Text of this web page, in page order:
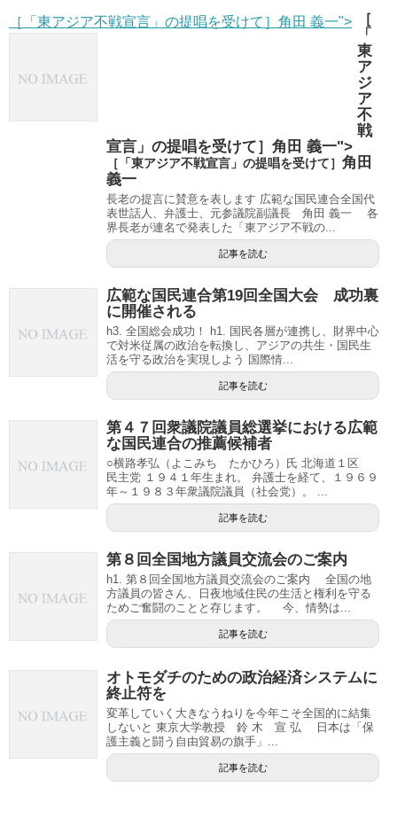
［「東アジア不戦宣言」の提唱を受けて］角田 義一">
［
「
東
ア
ジ
ア
不
戦
宣言」の提唱を受けて］角田 義一">
［「東アジア不戦宣言」の提唱を受けて］ 角田
義一
長老の提言に賛意を表します 広範な国民連合全国代
表世話人、弁護士、元参議院副議長 角田 義一 各
界長老が連名で発表した「東アジア不戦の...
記事を読む
広範な国民連合第19回全国大会 成功裏
に開催される
h3. 全国総会成功！ h1. 国民各層が連携し、財界中心
で対米従属の政治を転換し、アジアの共生・国民生
活を守る政治を実現しよう 国際情...
記事を読む
第４７回衆議院議員総選挙における広範
な国民連合の推薦候補者
○横路孝弘（よこみち たかひろ）氏 北海道１区
民主党 １９４１年生まれ。 弁護士を経て、１９６９
年～１９８３年衆議院議員（社会党）。 ...
記事を読む
第８回全国地方議員交流会のご案内
h1. 第８回全国地方議員交流会のご案内 全国の地
方議員の皆さん、日夜地域住民の生活と権利を守る
ためご奮闘のことと存じます。 今、情勢は...
記事を読む
オトモダチのための政治経済システムに
終止符を
変革していく大きなうねりを今年こそ全国的に結集
しないと 東京大学教授 鈴 木 宣 弘 日本は「保
護主義と闘う自由貿易の旗手」...
記事を読む